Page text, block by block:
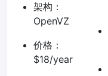
架构：
OpenVZ
价格：
$18/year